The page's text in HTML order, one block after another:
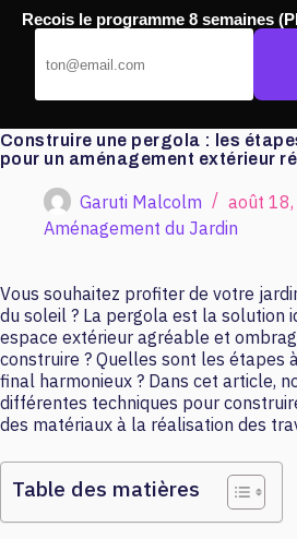
Passer
Construire une pergola : les
pour un aménagement extérieur
Garuti Malcolm
août
Aménagement du Jardin
Vous souhaitez profiter de votre
du soleil ? La pergola est la solution
espace extérieur agréable et
construire ? Quelles sont les étapes
final harmonieux ? Dans cet article,
différentes techniques pour
des matériaux à la réalisation des
Table des matières
Recois le programme 8 semaines